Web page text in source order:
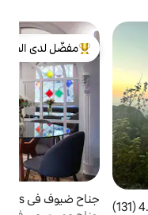
لدى الضيوف
متوسط التقييم 4.96 من 5، 187 مراجعات
4.96 (187)